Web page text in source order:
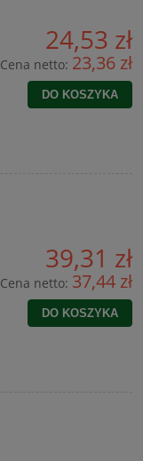
24,53 zł
Cena netto: 23,36 zł
DO KOSZYKA
39,31 zł
Cena netto: 37,44 zł
DO KOSZYKA